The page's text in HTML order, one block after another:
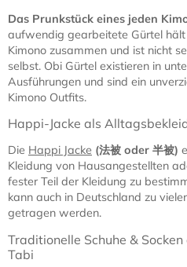
Das Prunkstück eines jeden
aufwendig gearbeitete Gürtel
Kimono zusammen und ist nicht
selbst. Obi Gürtel existieren in
Ausführungen und sind ein
Kimono Outfits.
Happi-Jacke als
Die Happi Jacke (法被 oder 半被)
Kleidung von Hausangestellten
fester Teil der Kleidung zu
kann auch in Deutschland zu
getragen werden.
Traditionelle Schuhe &
Tabi